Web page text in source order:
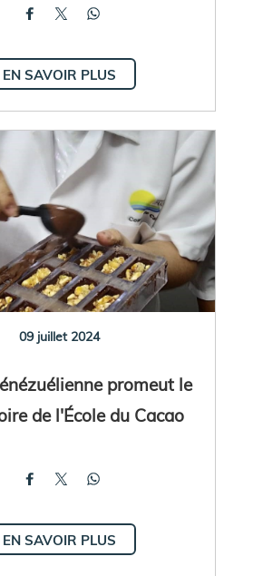
EN SAVOIR PLUS
09 juillet 2024
promeut le
de l'École du Cacao
EN SAVOIR PLUS